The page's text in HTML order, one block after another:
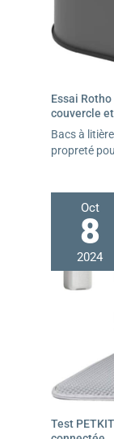
Essai
couvercle
Bacs à
propreté
Oct
8
2024
Test